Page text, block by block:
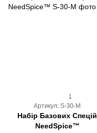
1
Артикул: S-30-M
Набір Базових Спецій
NeedSpice™